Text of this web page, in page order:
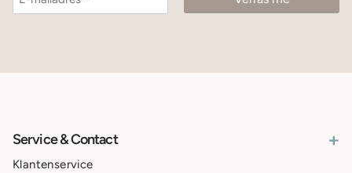
Service & Contact +
Klantenservice